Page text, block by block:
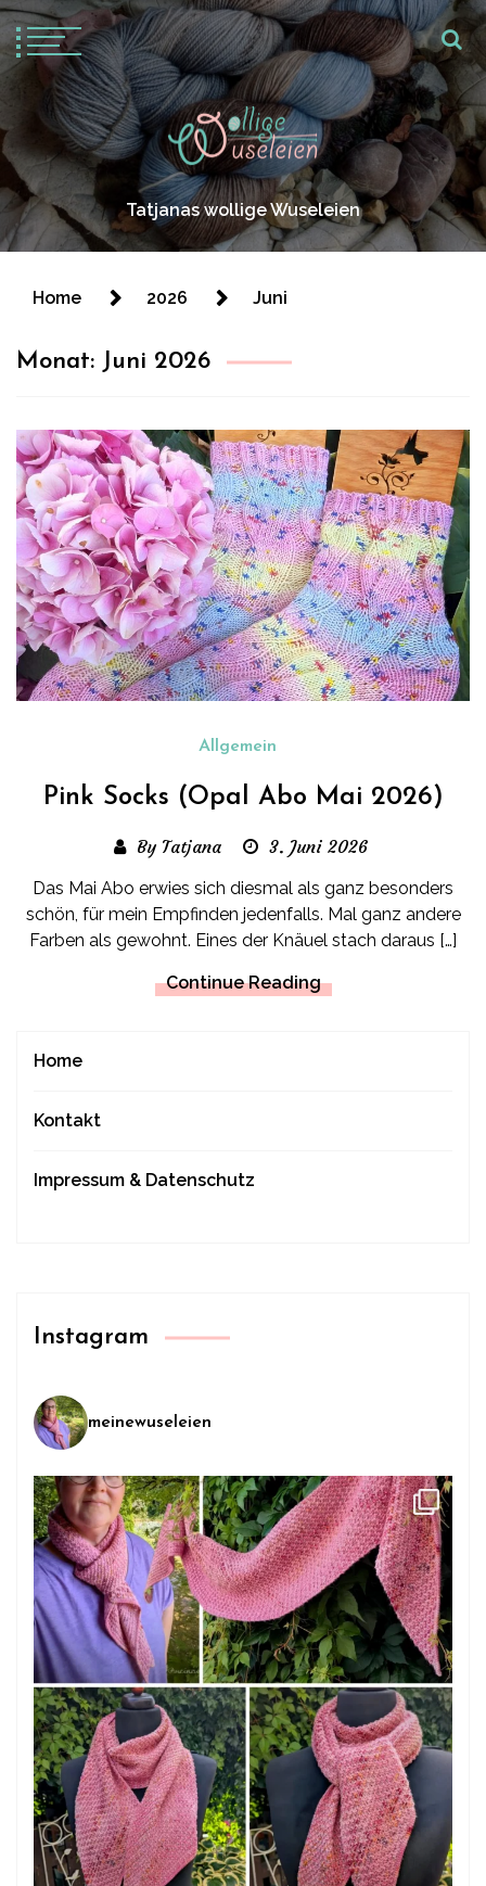
Tatjanas wollige Wuseleien
Home 2026 Juni
Monat: Juni 2026
Allgemein
Pink Socks (Opal Abo Mai 2026)
By Tatjana 3. Juni 2026
Das Mai Abo erwies sich diesmal als ganz besonders
schön, für mein Empfinden jedenfalls. Mal ganz andere
Farben als gewohnt. Eines der Knäuel stach daraus […]
Continue Reading
Home
Kontakt
Impressum & Datenschutz
Instagram
meinewuseleien